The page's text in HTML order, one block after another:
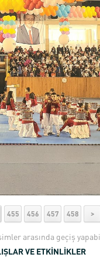
455 456 457 458 >
arasında geçiş
VE ETKİNLİKLER